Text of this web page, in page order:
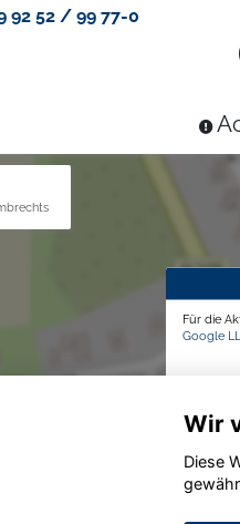
92 52 / 99 77-0
Für die
Google
Wir
Diese